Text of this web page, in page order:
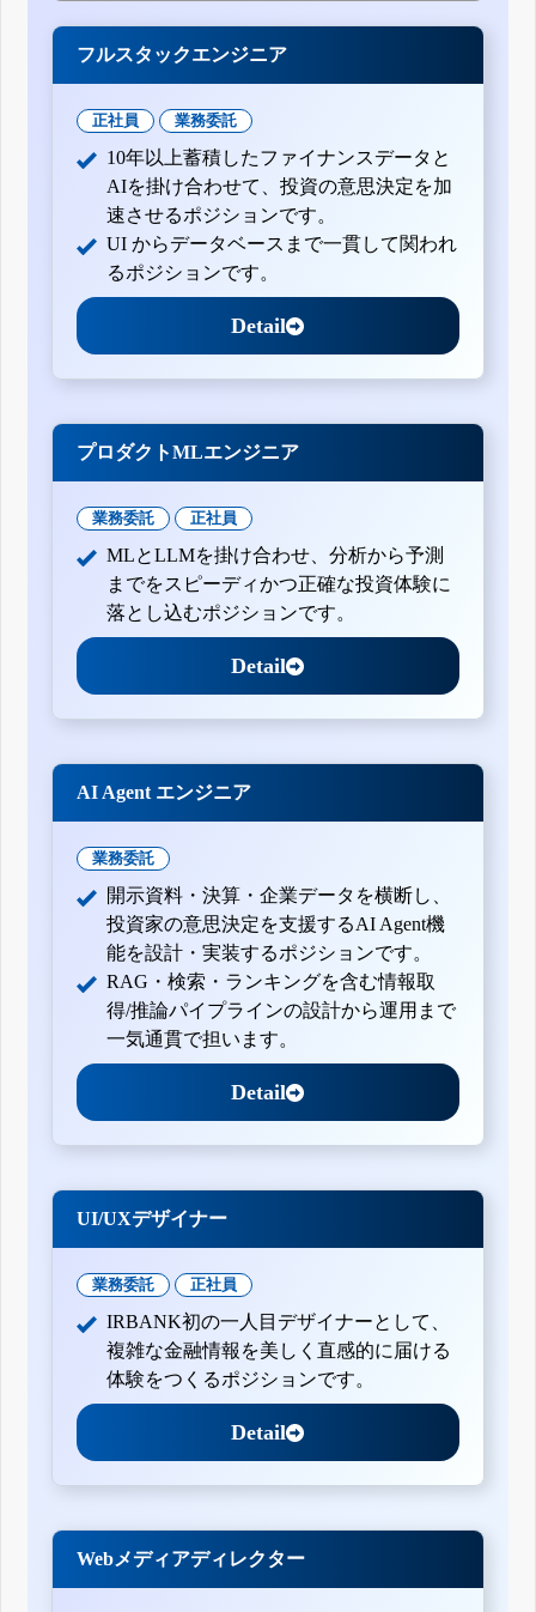
フルスタックエンジニア
正社員 業務委託
10年以上蓄積したファイナンスデータと
AIを掛け合わせて、投資の意思決定を加
速させるポジションです。
UI からデータベースまで一貫して関われ
るポジションです。
Detail
プロダクトMLエンジニア
業務委託 正社員
MLとLLMを掛け合わせ、分析から予測
までをスピーディかつ正確な投資体験に
落とし込むポジションです。
Detail
AI Agent エンジニア
業務委託
開示資料・決算・企業データを横断し、
投資家の意思決定を支援するAI Agent機
能を設計・実装するポジションです。
RAG・検索・ランキングを含む情報取
得/推論パイプラインの設計から運用まで
一気通貫で担います。
Detail
UI/UXデザイナー
業務委託 正社員
IRBANK初の一人目デザイナーとして、
複雑な金融情報を美しく直感的に届ける
体験をつくるポジションです。
Detail
Webメディアディレクター